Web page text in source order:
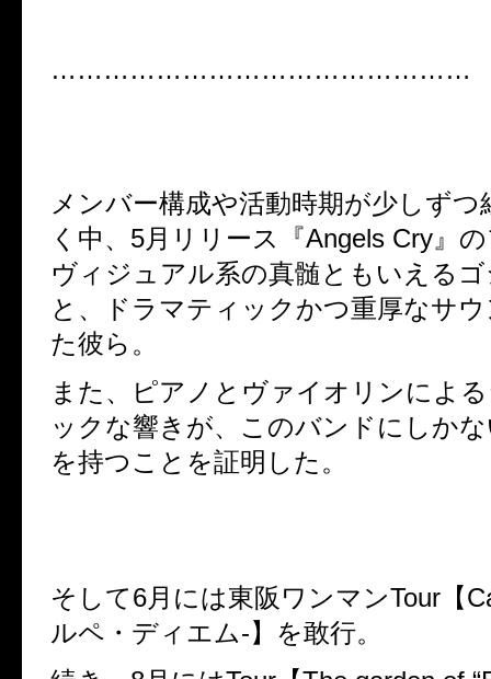
…………………………………………
メンバー構成や活動時期が少しず
く中、5月リリース『Angels Cry』
ヴィジュアル系の真髄ともいえる
と、ドラマティックかつ重厚なサ
た彼ら。
また、ピアノとヴァイオリンによ
ックな響きが、このバンドにしか
を持つことを証明した。
そして6月には東阪ワンマンTour【
ルペ・ディエム-】を敢行。